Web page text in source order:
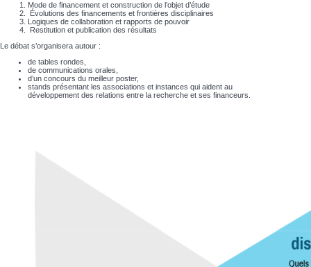
Mode de financement et construction de l’objet d’étude
Évolutions des financements et frontières disciplinaires
Logiques de collaboration et rapports de pouvoir
Restitution et publication des résultats
Le débat s’organisera autour :
de tables rondes,
de communications orales,
d’un concours du meilleur poster,
stands présentant les associations et instances qui aident au
développement des relations entre la recherche et ses financeurs.